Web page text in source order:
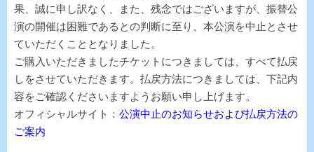
果、誠に申し訳なく、また、残念ではございますが、振替公
演の開催は困難であるとの判断に至り、本公演を中止とさせ
ていただくこととなりました。
ご購入いただきましたチケットにつきましては、すべて払戻
しをさせていただきます。払戻方法につきましては、下記内
容をご確認くださいますようお願い申し上げます。
オフィシャルサイト： 公演中止のお知らせおよび払戻方法の
ご案内